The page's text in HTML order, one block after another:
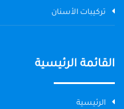
تركيبات الأسنان
القائمة الرئيسية
الرئيسية